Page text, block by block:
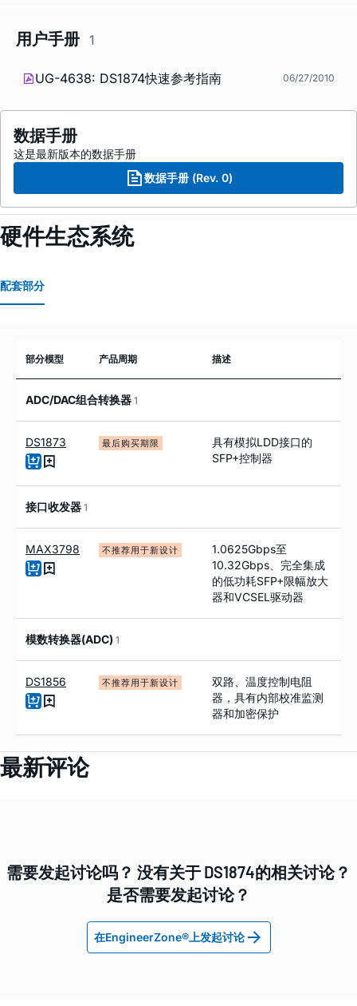
用户手册 1
UG-4638: DS1874快速参考指南 06/27/2010
数据手册
这是最新版本的数据手册
数据手册 (Rev. 0)
硬件生态系统
配套部分
部分模型 产品周期 描述
ADC/DAC组合转换器 1
DS1873 最后购买期限
具有模拟LDD接口的
SFP+控制器
接口收发器 1
MAX3798 不推荐用于新设计
1.0625Gbps至
10.32Gbps、完全集成
的低功耗SFP+限幅放大
器和VCSEL驱动器
模数转换器(ADC) 1
DS1856 不推荐用于新设计
双路、温度控制电阻
器，具有内部校准监测
器和加密保护
最新评论
需要发起讨论吗？ 没有关于 DS1874的相关讨论？
是否需要发起讨论？
在EngineerZone®上发起讨论